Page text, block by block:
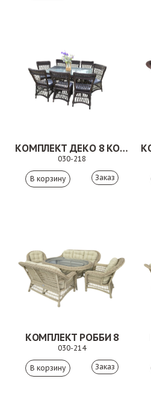
КОМПЛЕКТ ДЕКО 8 КОРИЧНЕВЫЙ
030-218
Заказ
КОМПЛЕКТ РОББИ 8
030-214
Заказ